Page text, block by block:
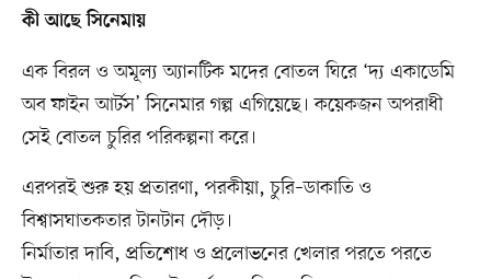
কী আছে সিনেমায়
এক বিরল ও অমূল্য অ্যানটিক মদের বোতল ঘিরে ‘দ্য একাডেমি
অব ফাইন আর্টস’ সিনেমার গল্প এগিয়েছে। কয়েকজন অপরাধী
সেই বোতল চুরির পরিকল্পনা করে।
এরপরই শুরু হয় প্রতারণা, পরকীয়া, চুরি–ডাকাতি ও
বিশ্বাসঘাতকতার টানটান দৌড়।
নির্মাতার দাবি, প্রতিশোধ ও প্রলোভনের খেলার পরতে পরতে